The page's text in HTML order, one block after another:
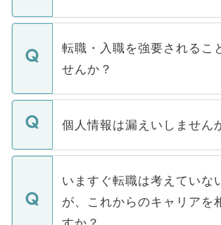
ます。通常、5営業日以内には
いただきますので、しばらく
い。
マイナビDOCTORで取り扱っ
うち約3割は、Webサイトから
けない「非公開求人」です。
下記の理由によって、一般に
ません。
■応募殺到を避けるため 人気
関を公にしてしまうと、応募
に、医療機関が求める条件に
みを人材紹介会社に依頼する
ています。
転職・入職を強要されるこ
せんか？
転職・入職を強要することは
ん。また、仮に応募先から内
定を承諾する必要はありませ
の辞退の連絡はキャリアパー
ますので、ご安心ください。
個人情報は漏えいしません
個人情報が漏えいすることは
で、ご安心ください。当サイ
などで収集したご登録者様の
ご本人のキャリアアップおよ
いますぐ転職は考えていな
が、これからのキャリアを